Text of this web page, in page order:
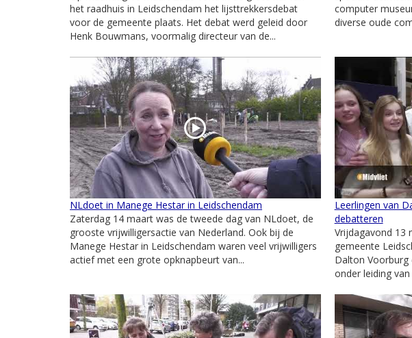
het raadhuis in Leidschendam het lijsttrekkersdebat
voor de gemeente plaats. Het debat werd geleid door
Henk Bouwmans, voormalig directeur van de...
computer
diverse oude
NLdoet in Manege Hestar in Leidschendam
Zaterdag 14 maart was de tweede dag van NLdoet, de
grooste vrijwilligersactie van Nederland. Ook bij de
Manege Hestar in Leidschendam waren veel vrijwilligers
actief met een grote opknapbeurt van...
Leerlingen van
debatteren
Vrijdagavond 13
gemeente
Dalton
onder leiding